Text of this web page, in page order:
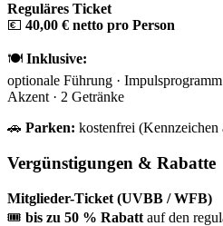
Reguläres Ticket
💶 40,00 € netto pro Person
🍽️ Inklusive:
optionale Führung ·
Akzent · 2 Getränke
🚗 Parken: kostenfrei (Kennzeichen
Vergünstigungen & Rabatte
Mitglieder-Ticket (UVBB / WFB)
🎟️ bis zu 50 % Rabatt auf den